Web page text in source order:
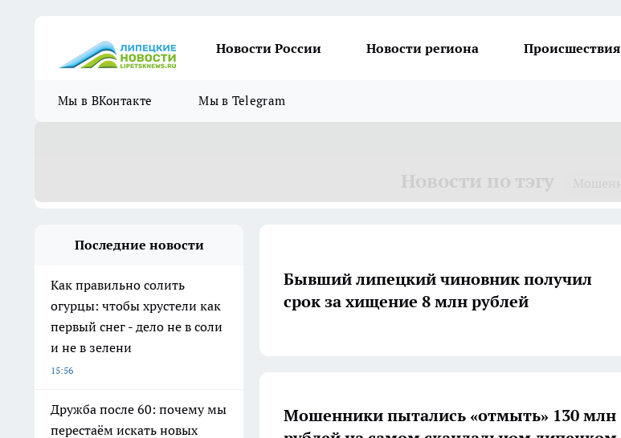
Новости России Новости региона Происшествия
Мы в ВКонтакте Мы в Telegram
Последние новости
Как правильно солить
огурцы: чтобы хрустели как
первый снег - дело не в соли
и не в зелени
15:56
Дружба после 60: почему мы
перестаём искать новых
Бывший липецкий чиновник получил
срок за хищение 8 млн рублей
Мошенники пытались «отмыть» 130 млн